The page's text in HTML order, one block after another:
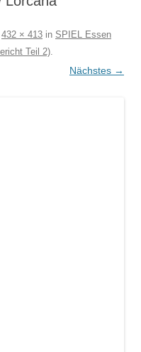
432 × 413 in SPIEL Essen
Teil 2).
Nächstes →